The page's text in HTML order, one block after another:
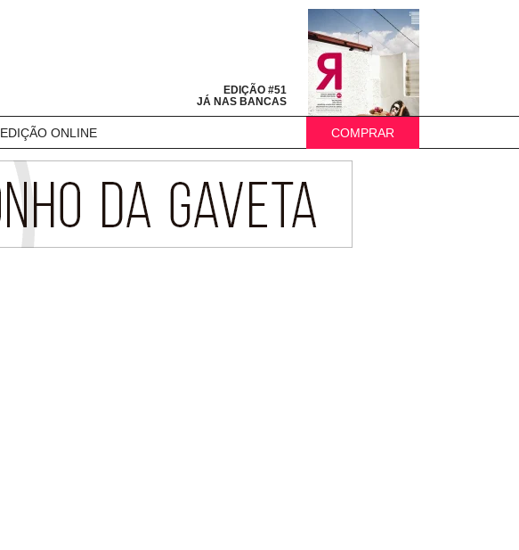
EDIÇÃO #51
JÁ NAS BANCAS
EDIÇÃO ONLINE COMPRAR